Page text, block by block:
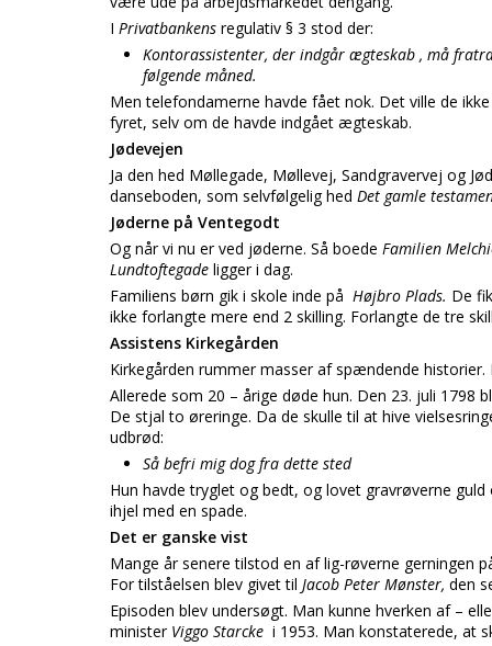
I Privatbankens regulativ § 3 stod der:
Kontorassistenter, der indgår ægteskab , må
følgende måned.
Men telefondamerne havde fået nok. Det ville de
fyret, selv om de havde indgået ægteskab.
Jødevejen
Ja den hed Møllegade, Møllevej, Sandgravervej og
danseboden, som selvfølgelig hed Det gamle
Jøderne på Ventegodt
Og når vi nu er ved jøderne. Så boede Familien
Lundtoftegade ligger i dag.
Familiens børn gik i skole inde på Højbro Plads. De
ikke forlangte mere end 2 skilling. Forlangte de tre
Assistens Kirkegården
Kirkegården rummer masser af spændende
Allerede som 20 – årige døde hun. Den 23. juli 1798
De stjal to øreringe. Da de skulle til at hive
udbrød:
Så befri mig dog fra dette sted
Hun havde tryglet og bedt, og lovet gravrøverne
ihjel med en spade.
Det er ganske vist
Mange år senere tilstod en af lig-røverne gerningen
For tilståelsen blev givet til Jacob Peter Mønster, den
Episoden blev undersøgt. Man kunne hverken af –
minister Viggo Starcke i 1953. Man konstaterede, at